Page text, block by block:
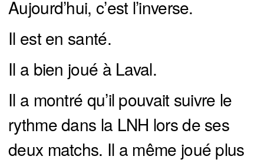
Aujourd’hui, c’est l’inverse.
Il est en santé.
Il a bien joué à Laval.
Il a montré qu’il pouvait suivre le
rythme dans la LNH lors de ses
deux matchs. Il a même joué plus